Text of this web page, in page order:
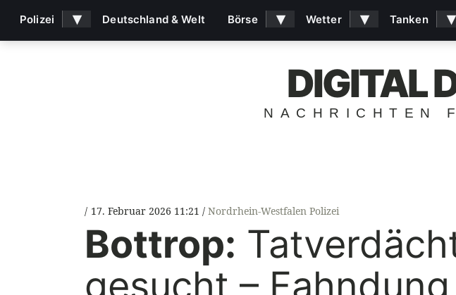
DIGITAL
NACHRICHTEN
17. Februar 2026 11:21 Nordrhein-Westfalen Polizei
Bottrop:
gesucht –
Polizei ▾ Deutschland & Welt Börse ▾ Wetter ▾ Tanken ▾